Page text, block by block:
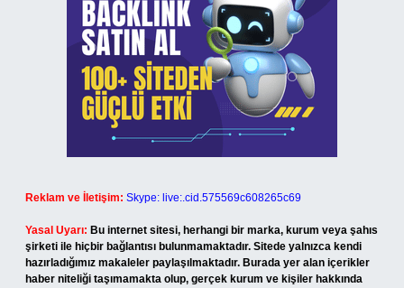
Reklam ve İletişim: Skype: live:.cid.575569c608265c69
Yasal Uyarı: Bu internet sitesi, herhangi bir marka, kurum veya şahıs
şirketi ile hiçbir bağlantısı bulunmamaktadır. Sitede yalnızca kendi
hazırladığımız makaleler paylaşılmaktadır. Burada yer alan içerikler
haber niteliği taşımamakta olup, gerçek kurum ve kişiler hakkında